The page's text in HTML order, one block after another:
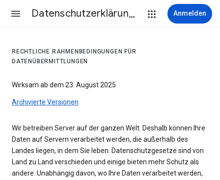
Datenschutzerklärung & Nutzungsbedingungen Anmelden
RECHTLICHE RAHMENBEDINGUNGEN FÜR
DATENÜBERMITTLUNGEN
Wirksam ab dem 23. August 2025
Archivierte Versionen
Wir betreiben Server auf der ganzen Welt. Deshalb können Ihre
Daten auf Servern verarbeitet werden, die außerhalb des
Landes liegen, in dem Sie leben. Datenschutzgesetze sind von
Land zu Land verschieden und einige bieten mehr Schutz als
andere. Unabhängig davon, wo Ihre Daten verarbeitet werden,